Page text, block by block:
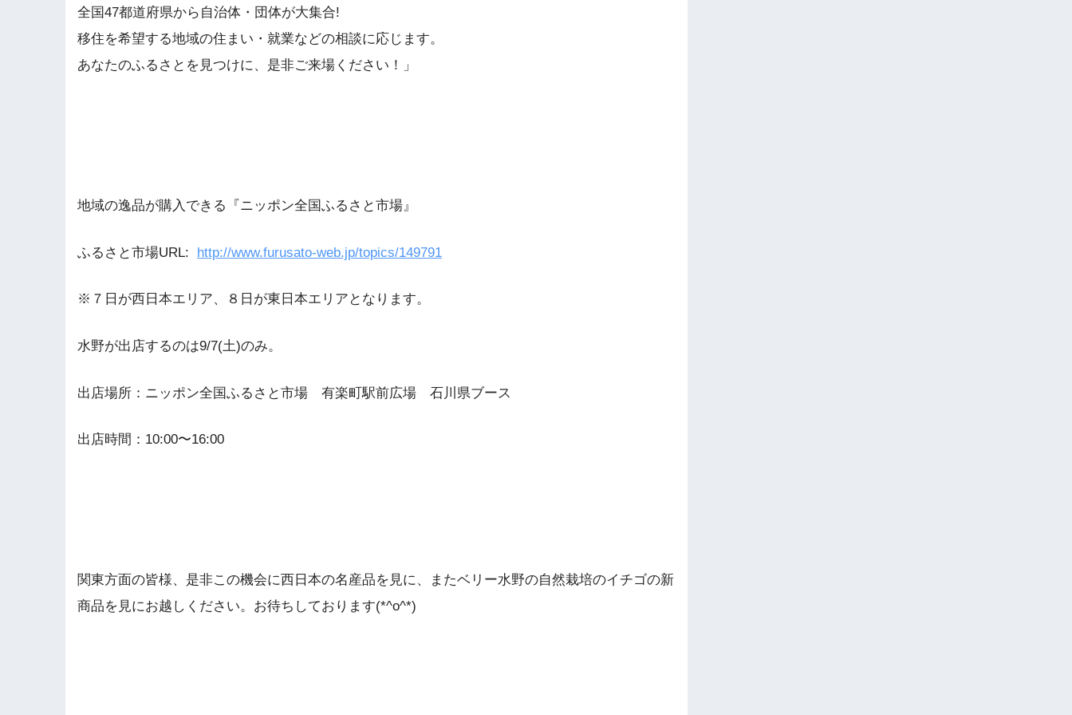
全国47都道府県から自治体・団体が大集合!
移住を希望する地域の住まい・就業などの相談に応じます。
あなたのふるさとを見つけに、是非ご来場ください！」
地域の逸品が購入できる『ニッポン全国ふるさと市場』
ふるさと市場URL: http://www.furusato-web.jp/topics/149791
※７日が西日本エリア、８日が東日本エリアとなります。
水野が出店するのは9/7(土)のみ。
出店場所：ニッポン全国ふるさと市場 有楽町駅前広場 石川県ブース
出店時間：10:00〜16:00
関東方面の皆様、是非この機会に西日本の名産品を見に、またベリー水野の自然栽培のイチゴの新
商品を見にお越しください。お待ちしております(*^o^*)